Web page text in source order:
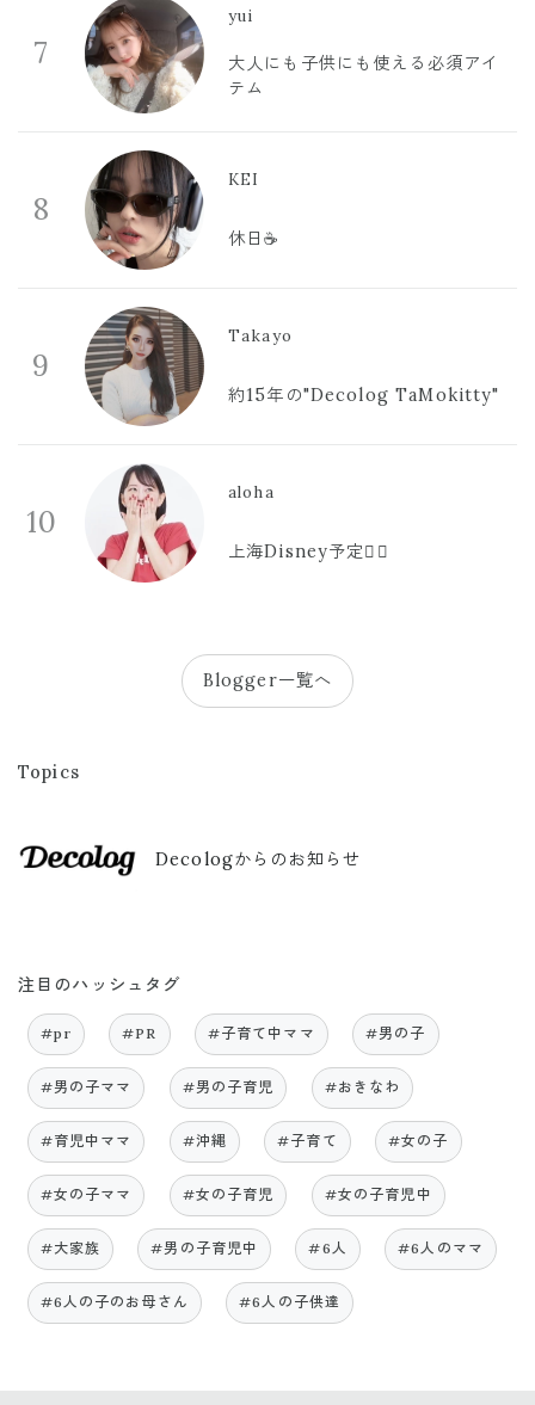
7
yui
大人にも子供にも使える必須アイ
テム
8
KEI
休日☕️
9
Takayo
約15年の"Decolog TaMokitty"
10
aloha
上海Disney予定🫪🩷
Blogger一覧へ
Topics
Decologからのお知らせ
注目のハッシュタグ
#pr #PR #子育て中ママ #男の子
#男の子ママ #男の子育児 #おきなわ
#育児中ママ #沖縄 #子育て #女の子
#女の子ママ #女の子育児 #女の子育児中
#大家族 #男の子育児中 #6人 #6人のママ
#6人の子のお母さん #6人の子供達